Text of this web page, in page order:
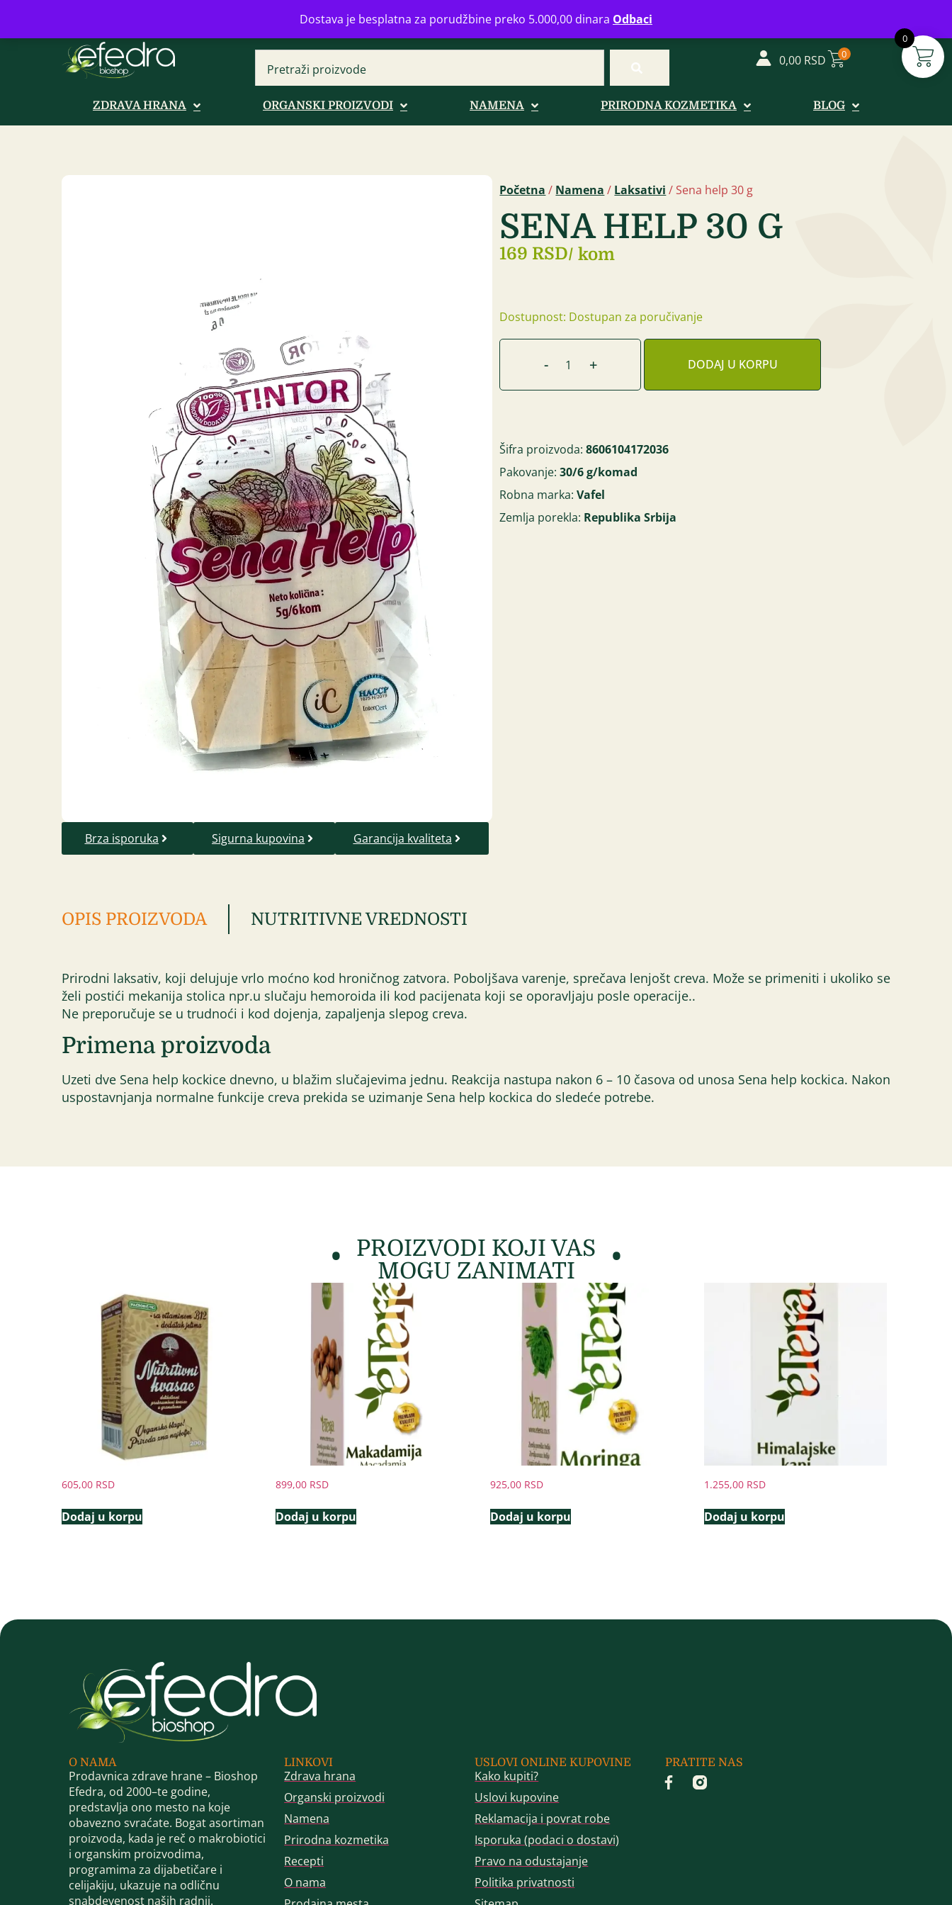
Dostava je besplatna za porudžbine preko 5.000,00 dinara Odbaci
0
Bulevar Mihajla Pupina 16b, Novi Beograd info@zdravahranaonline.rs+381 (0)11 770 39 61Radno vreme: Ponedeljak - Petak od 08-20h
0,00 RSD 0
ZDRAVA HRANA ORGANSKI PROIZVODI NAMENA PRIRODNA KOZMETIKA BLOG
Početna / Namena / Laksativi / Sena help 30 g
SENA HELP 30 G
169 RSD/ kom
Dostupnost: Dostupan za poručivanje
- + DODAJ U KORPU
Šifra proizvoda:8606104172036
Pakovanje:30/6 g/komad
Robna marka:Vafel
Zemlja porekla: Republika Srbija
Brza isporuka Sigurna kupovina Garancija kvaliteta
OPIS PROIZVODA NUTRITIVNE VREDNOSTI
Prirodni laksativ, koji delujuje vrlo moćno kod hroničnog zatvora. Poboljšava varenje, sprečava lenjošt creva. Može se primeniti i ukoliko se
želi postići mekanija stolica npr.u slučaju hemoroida ili kod pacijenata koji se oporavljaju posle operacije..
Ne preporučuje se u trudnoći i kod dojenja, zapaljenja slepog creva.
Primena proizvoda
Uzeti dve Sena help kockice dnevno, u blažim slučajevima jednu. Reakcija nastupa nakon 6 – 10 časova od unosa Sena help kockica. Nakon
uspostavnjanja normalne funkcije creva prekida se uzimanje Sena help kockica do sledeće potrebe.
PROIZVODI KOJI VAS
MOGU ZANIMATI
605,00 RSD
Dodaj u korpu
899,00 RSD
Dodaj u korpu
925,00 RSD
Dodaj u korpu
1.255,00 RSD
Dodaj u korpu
O NAMA
Prodavnica zdrave hrane – Bioshop
Efedra, od 2000–te godine,
predstavlja ono mesto na koje
obavezno svraćate. Bogat asortiman
proizvoda, kada je reč o makrobiotici
i organskim proizvodima,
programima za dijabetičare i
celijakiju, ukazuje na odličnu
snabdevenost naših radnji.
LINKOVI
Zdrava hrana
Organski proizvodi
Namena
Prirodna kozmetika
Recepti
O nama
USLOVI ONLINE KUPOVINE
Kako kupiti?
Uslovi kupovine
Reklamacija i povrat robe
Isporuka (podaci o dostavi)
Pravo na odustajanje
Politika privatnosti
PRATITE NAS